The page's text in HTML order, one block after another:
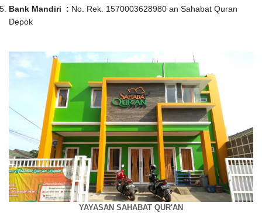
Bank Mandiri : No. Rek. 1570003628980 an Sahabat Quran
Depok
YAYASAN SAHABAT QUR'AN